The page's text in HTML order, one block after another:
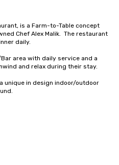
is a Farm-to-Table concept
Chef Alex Malik.  The restaurant
daily.
area with daily service and a
and relax during their stay.
unique in design indoor/outdoor